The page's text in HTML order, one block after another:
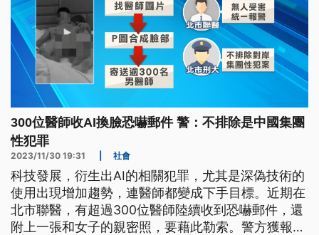
300位醫師收AI換臉恐嚇郵件 警：不排除是中國集團
性犯罪
2023/11/30 19:31 社會
科技發展，衍生出AI的相關犯罪，尤其是深偽技術的
使用出現增加趨勢，連醫師都變成下手目標。近期在
北市聯醫，有超過300位醫師陸續收到恐嚇郵件，還
附上一張和女子的親密照，要藉此勒索。警方獲報，